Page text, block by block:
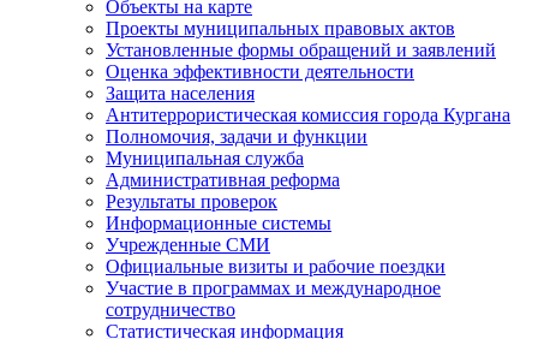
Объекты на карте
Проекты муниципальных правовых актов
Установленные формы обращений и заявлений
Оценка эффективности деятельности
Защита населения
Антитеррористическая комиссия города Кургана
Полномочия, задачи и функции
Муниципальная служба
Административная реформа
Результаты проверок
Информационные системы
Учрежденные СМИ
Официальные визиты и рабочие поездки
Участие в программах и международное
сотрудничество
Статистическая информация